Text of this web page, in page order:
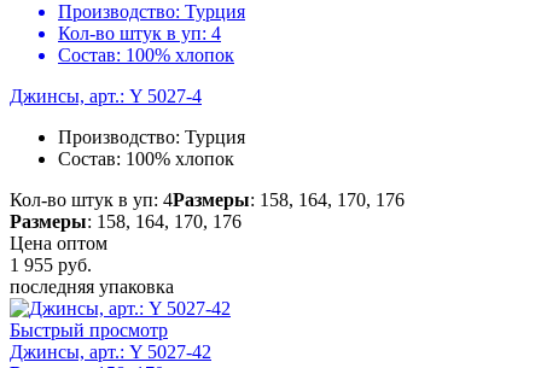
Производство: Турция
Кол-во штук в уп: 4
Состав: 100% хлопок
Джинсы, арт.: Y 5027-4
Производство: Турция
Состав: 100% хлопок
Кол-во штук в уп: 4Размеры: 158, 164, 170, 176
Размеры: 158, 164, 170, 176
Цена оптом
1 955 руб.
последняя упаковка
Быстрый просмотр
Джинсы, арт.: Y 5027-42